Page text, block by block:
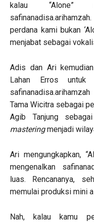
kalau “Alone”
perdana kami bukan
menjabat sebagai
Adis dan Ari
Lahan Erros untuk
Tama Wicitra sebagai
Agib Tanjung
masteringmenjadi
Ari mengungkapkan,
mengenalkan
luas. Rencananya,
memulai produksi mini
Nah, kalau kamu